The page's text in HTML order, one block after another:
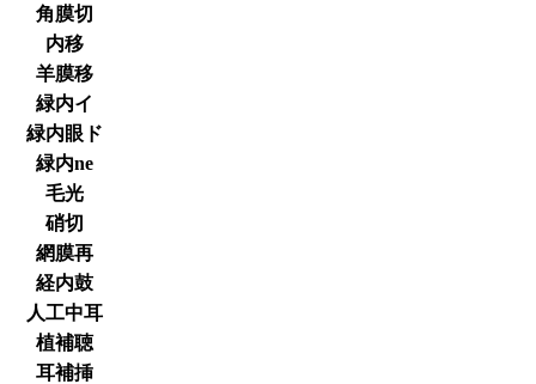
角膜切
内移
羊膜移
緑内イ
緑内眼ド
緑内ne
毛光
硝切
網膜再
経内鼓
人工中耳
植補聴
耳補挿